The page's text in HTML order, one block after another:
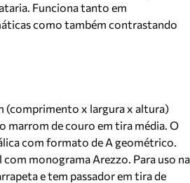
Funciona tanto em
como também contrastando
(comprimento x largura x altura)
marrom de couro em tira média. O
com formato de A geométrico.
monograma Arezzo. Para uso na
e tem passador em tira de